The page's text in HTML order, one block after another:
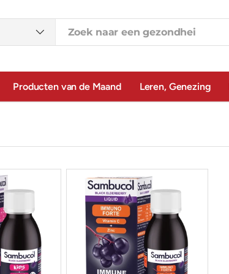
Producten van de Maand Leren, Genezing